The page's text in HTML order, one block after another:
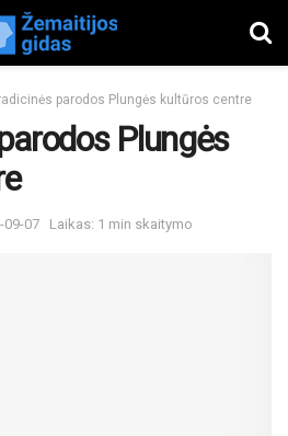
parodos Plungės kultūros centre
Plungės
09-07 Laikas: 1 min skaitymo